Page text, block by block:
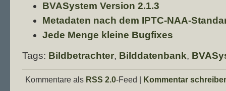
BVASystem Version 2.1.3
Metadaten nach dem IPTC-NAA-
Jede Menge kleine Bugfixes
Tags: Bildbetrachter, Bilddatenbank,
Kommentare als RSS 2.0-Feed | Kommentar